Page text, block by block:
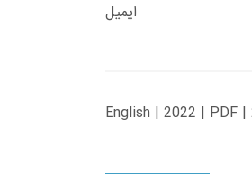
ایمیل
English | 2022 | PDF